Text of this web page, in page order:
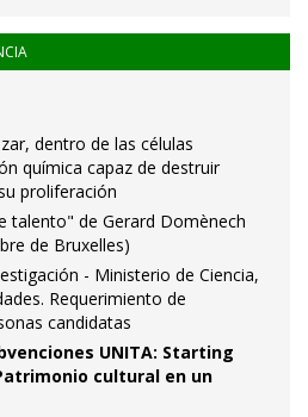
dentro de las células
química capaz de destruir
proliferación
talento" de Gerard Domènech
de Bruxelles)
- Ministerio de Ciencia,
Requerimiento de
candidatas
UNITA: Starting
cultural en un